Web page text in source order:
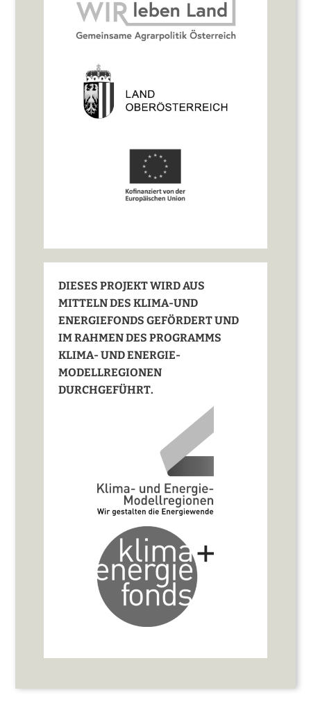
DIESES PROJEKT WIRD AUS
MITTELN DES KLIMA-UND
ENERGIEFONDS GEFÖRDERT UND
IM RAHMEN DES PROGRAMMS
KLIMA- UND ENERGIE-
MODELLREGIONEN
DURCHGEFÜHRT.